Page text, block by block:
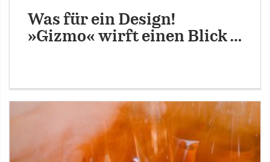
Was für ein Design!
»Gizmo« wirft einen Blick …